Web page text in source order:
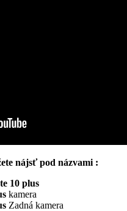
nájsť pod názvami :
10 plus
kamera
Zadná kamera